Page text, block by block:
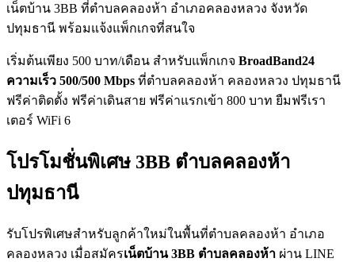
เน็ตบ้าน 3BB ที่ตำบลคลองห้า อำเภอคลองหลวง จังหวัด
ปทุมธานี พร้อมแจ้งแพ็กเกจที่สนใจ
เริ่มต้นเพียง 500 บาท/เดือน สำหรับแพ็กเกจ BroadBand24
ความเร็ว 500/500 Mbps ที่ตำบลคลองห้า คลองหลวง ปทุมธานี
ฟรีค่าติดตั้ง ฟรีค่าเดินสาย ฟรีค่าแรกเข้า 800 บาท ยืมฟรีเรา
เตอร์ WiFi 6
โปรโมชั่นพิเศษ 3BB ตำบลคลองห้า
ปทุมธานี
รับโปรพิเศษสำหรับลูกค้าใหม่ในพื้นที่ตำบลคลองห้า อำเภอ
คลองหลวง เมื่อสมัครเน็ตบ้าน 3BB ตำบลคลองห้า ผ่าน LINE